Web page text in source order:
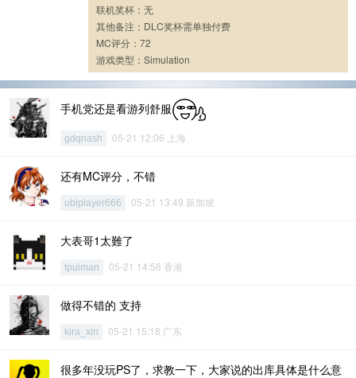
联机奖杯：无
其他备注：DLC奖杯需单独付费
MC评分：72
游戏类型：Simulation
手机党还是看游列舒服
gdqnash 05-21 12:06 上海
还有MC评分，不错
ubiplayer666 05-21 13:49 新加坡
大表哥1太難了
tpuiman 05-21 14:56 香港
做得不错的 支持
kira_xin 05-21 15:18 广东
很多年没玩PS了，求教一下，大家说的出库具体是什么意